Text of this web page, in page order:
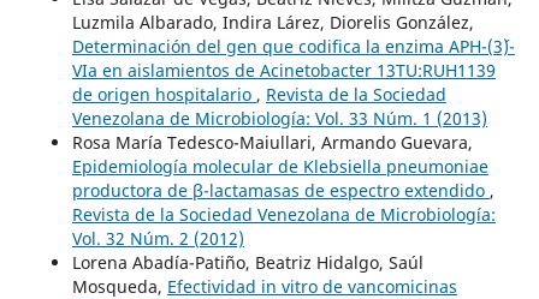
Luzmila Albarado, Indira Lárez, Diorelis González,
Determinación del gen que codifica la enzima APH-(3´)-
VIa en aislamientos de Acinetobacter 13TU:RUH1139
de origen hospitalario , Revista de la Sociedad
Venezolana de Microbiología: Vol. 33 Núm. 1 (2013)
Rosa María Tedesco-Maiullari, Armando Guevara,
Epidemiología molecular de Klebsiella pneumoniae
productora de β-lactamasas de espectro extendido ,
Revista de la Sociedad Venezolana de Microbiología:
Vol. 32 Núm. 2 (2012)
Lorena Abadía-Patiño, Beatriz Hidalgo, Saúl
Mosqueda, Efectividad in vitro de vancomicinas